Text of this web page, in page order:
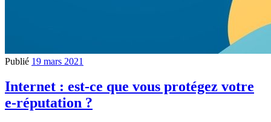
Publié 19 mars 2021
Internet : est-ce que vous protégez votre
e-réputation ?